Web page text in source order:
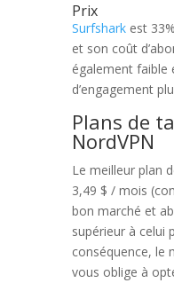
Prix
Surfshark est
et son coût
également faible
d’engagement
Plans de
NordVPN
Le meilleur plan
3,49 $ / mois
bon marché et
supérieur à celui
conséquence, le
vous oblige à